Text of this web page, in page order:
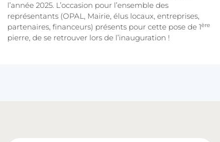
l’année 2025. L’occasion pour l’ensemble des
représentants (OPAL, Mairie, élus locaux, entreprises,
partenaires, financeurs) présents pour cette pose de 1ère
pierre, de se retrouver lors de l’inauguration !